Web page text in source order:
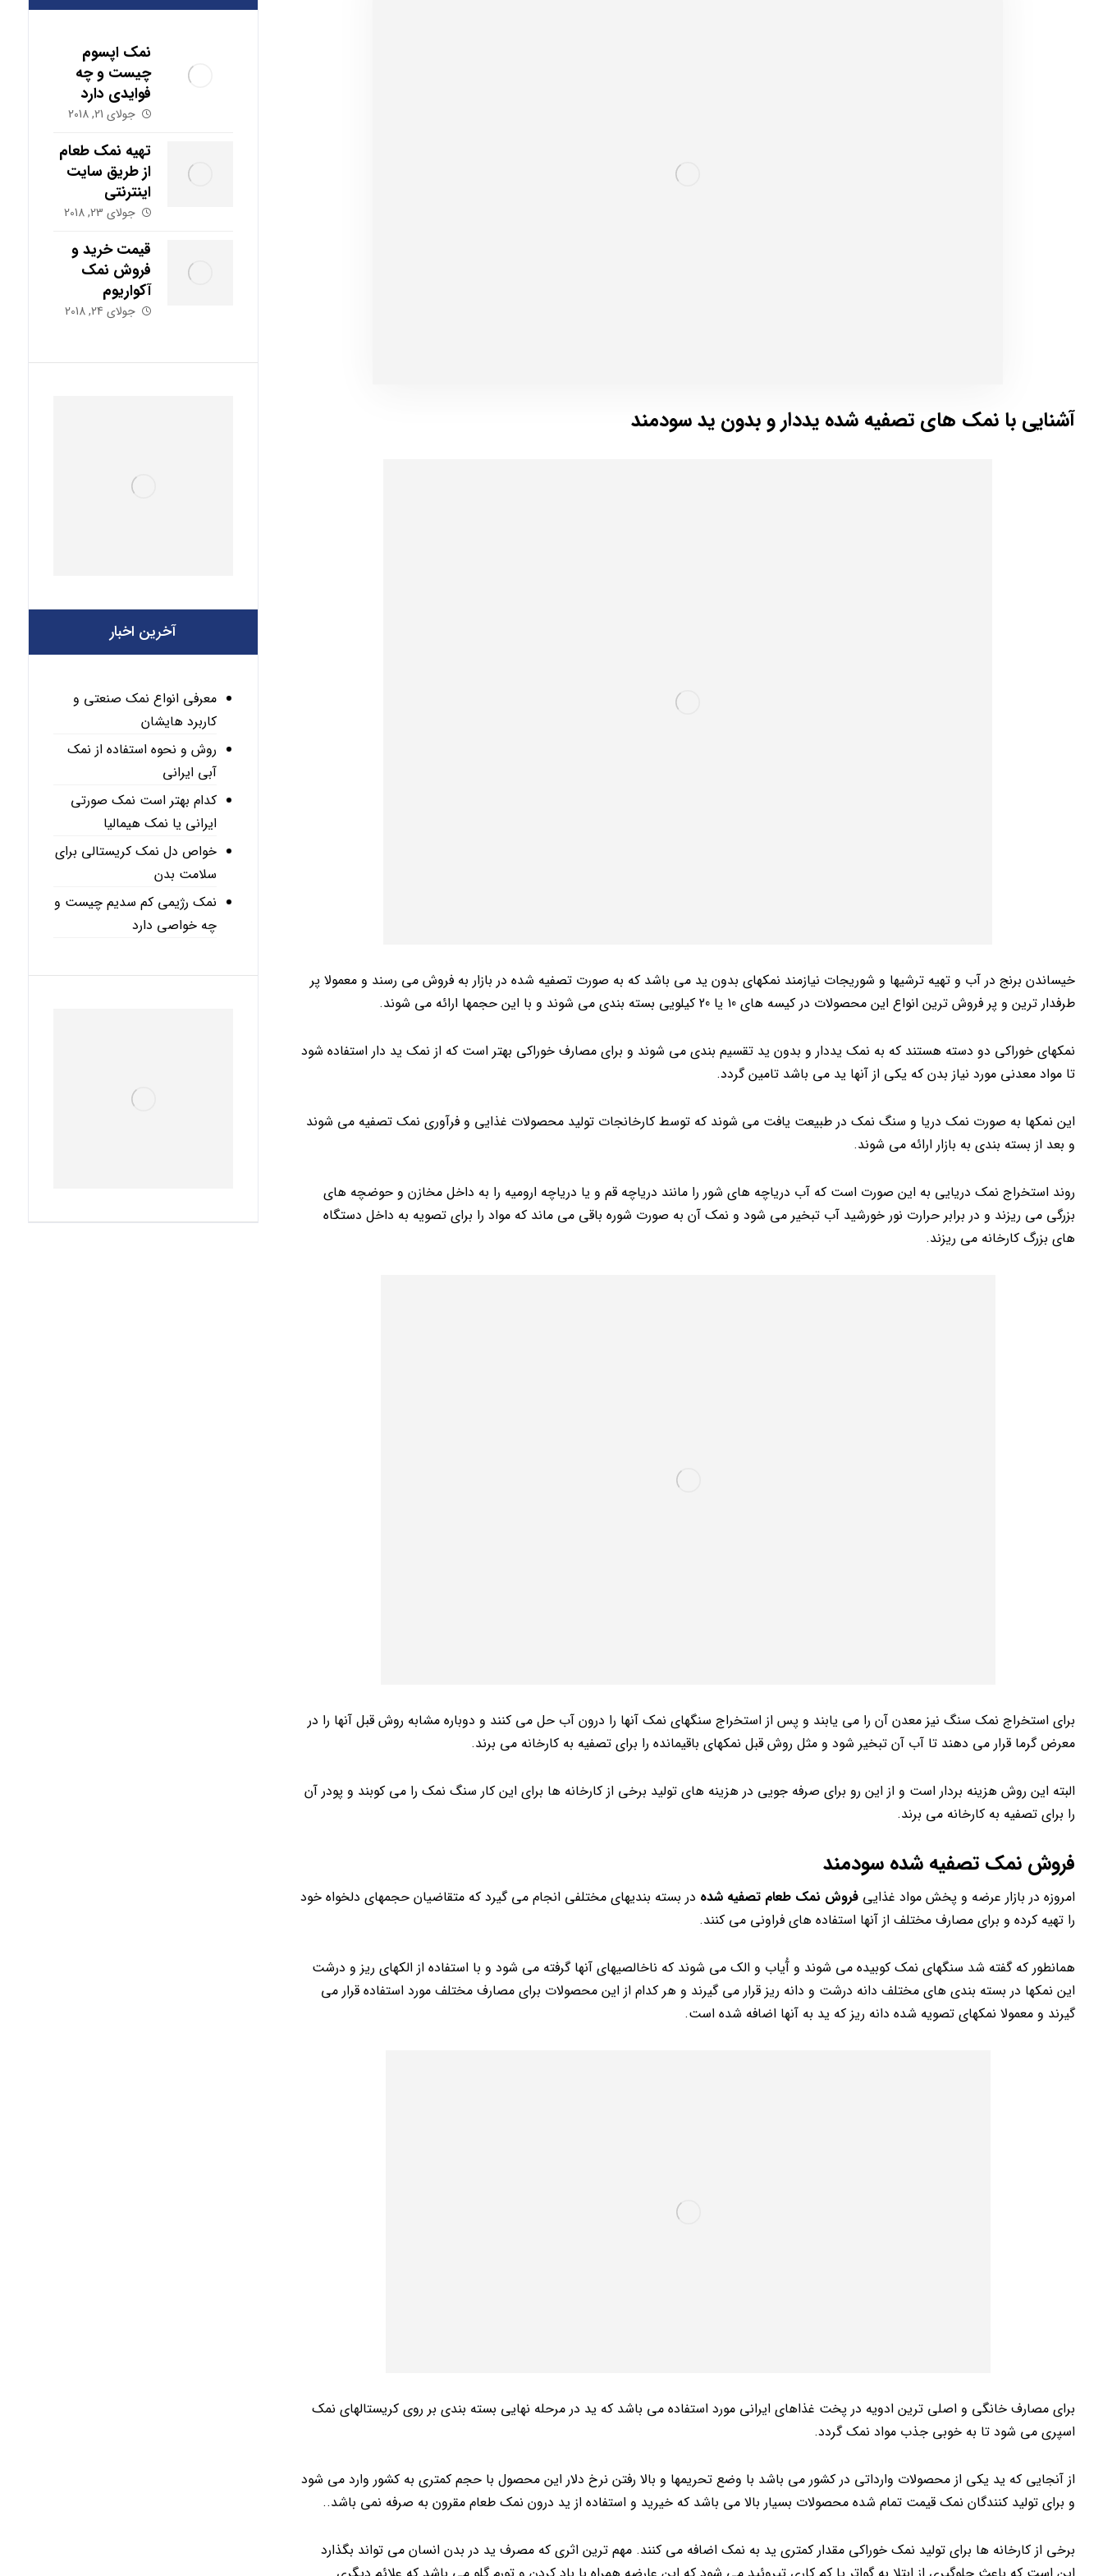
آشنایی با نمک های تصفیه شده یددار و بدون ید سودمند
خیساندن برنج در آب و تهیه ترشیها و شوریجات نیازمند نمکهای بدون ید می باشد که به صورت تصفیه شده در بازار به فروش می رسند و معمولا پر
طرفدار ترین و پر فروش ترین انواع این محصولات در کیسه های 10 یا 20 کیلویی بسته بندی می شوند و با این حجمها ارائه می شوند.
نمکهای خوراکی دو دسته هستند که به نمک یددار و بدون ید تقسیم بندی می شوند و برای مصارف خوراکی بهتر است که از نمک ید دار استفاده شود
تا مواد معدنی مورد نیاز بدن که یکی از آنها ید می باشد تامین گردد.
این نمکها به صورت نمک دریا و سنگ نمک در طبیعت یافت می شوند که توسط کارخانجات تولید محصولات غذایی و فرآوری نمک تصفیه می شوند
و بعد از بسته بندی به بازار ارائه می شوند.
روند استخراج نمک دریایی به این صورت است که آب دریاچه های شور را مانند دریاچه قم و یا دریاچه ارومیه را به داخل مخازن و حوضچه های
بزرگی می ریزند و در برابر حرارت نور خورشید آب تبخیر می شود و نمک آن به صورت شوره باقی می ماند که مواد را برای تصویه به داخل دستگاه
های بزرگ کارخانه می ریزند.
برای استخراج نمک سنگ نیز معدن آن را می یابند و پس از استخراج سنگهای نمک آنها را درون آب حل می کنند و دوباره مشابه روش قبل آنها را در
معرض گرما قرار می دهند تا آب آن تبخیر شود و مثل روش قبل نمکهای باقیمانده را برای تصفیه به کارخانه می برند.
البته این روش هزینه بردار است و از این رو برای صرفه جویی در هزینه های تولید برخی از کارخانه ها برای این کار سنگ نمک را می کوبند و پودر آن
را برای تصفیه به کارخانه می برند.
فروش نمک تصفیه شده سودمند
امروزه در بازار عرضه و پخش مواد غذایی فروش نمک طعام تصفیه شده در بسته بندیهای مختلفی انجام می گیرد که متقاضیان حجمهای دلخواه خود
را تهیه کرده و برای مصارف مختلف از آنها استفاده های فراونی می کنند.
همانطور که گفته شد سنگهای نمک کوبیده می شوند و آُیاب و الک می شوند که ناخالصیهای آنها گرفته می شود و با استفاده از الکهای ریز و درشت
این نمکها در بسته بندی های مختلف دانه درشت و دانه ریز قرار می گیرند و هر کدام از این محصولات برای مصارف مختلف مورد استفاده قرار می
گیرند و معمولا نمکهای تصویه شده دانه ریز که ید به آنها اضافه شده است.
برای مصارف خانگی و اصلی ترین ادویه در پخت غذاهای ایرانی مورد استفاده می باشد که ید در مرحله نهایی بسته بندی بر روی کریستالهای نمک
اسپری می شود تا به خوبی جذب مواد نمک گردد.
از آنجایی که ید یکی از محصولات وارداتی در کشور می باشد با وضع تحریمها و بالا رفتن نرخ دلار این محصول با حجم کمتری به کشور وارد می شود
و برای تولید کنندگان نمک قیمت تمام شده محصولات بسیار بالا می باشد که خیرید و استفاده از ید درون نمک طعام مقرون به صرفه نمی باشد..
برخی از کارخانه ها برای تولید نمک خوراکی مقدار کمتری ید به نمک اضافه می کنند. مهم ترین اثری که مصرف ید در بدن انسان می تواند بگذارد
نمک اپسوم
چیست و چه
فوایدی دارد
جولای 21, 2018
تهیه نمک طعام
از طریق سایت
اینترنتی
جولای 23, 2018
قیمت خرید و
فروش نمک
آکواریوم
جولای 24, 2018
آخرین اخبار
معرفی انواع نمک صنعتی و
کاربرد هایشان
روش و نحوه استفاده از نمک
آبی ایرانی
کدام بهتر است نمک صورتی
ایرانی یا نمک هیمالیا
خواص دل نمک کریستالی برای
سلامت بدن
نمک رژیمی کم سدیم چیست و
چه خواصی دارد